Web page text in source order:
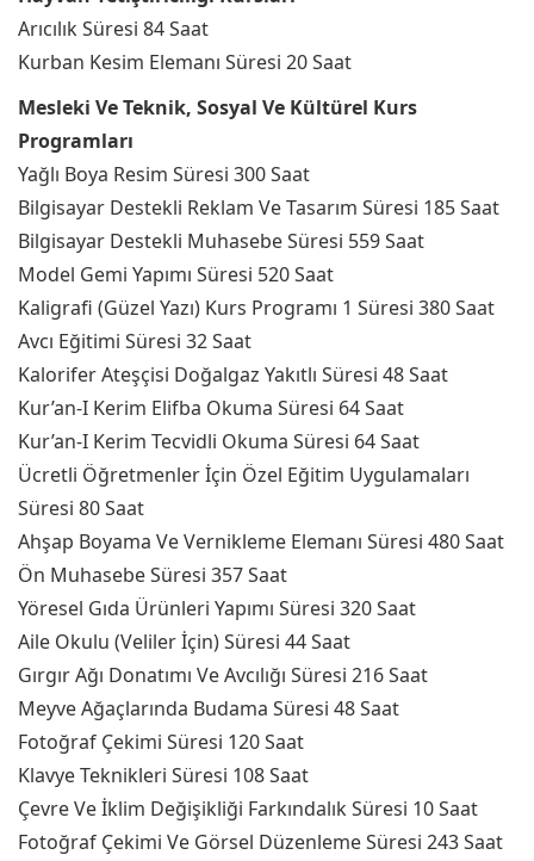
Arıcılık Süresi 84 Saat
Kurban Kesim Elemanı Süresi 20 Saat
Mesleki Ve Teknik, Sosyal Ve Kültürel Kurs
Programları
Yağlı Boya Resim Süresi 300 Saat
Bilgisayar Destekli Reklam Ve Tasarım Süresi 185 Saat
Bilgisayar Destekli Muhasebe Süresi 559 Saat
Model Gemi Yapımı Süresi 520 Saat
Kaligrafi (Güzel Yazı) Kurs Programı 1 Süresi 380 Saat
Avcı Eğitimi Süresi 32 Saat
Kalorifer Ateşçisi Doğalgaz Yakıtlı Süresi 48 Saat
Kur’an-I Kerim Elifba Okuma Süresi 64 Saat
Kur’an-I Kerim Tecvidli Okuma Süresi 64 Saat
Ücretli Öğretmenler İçin Özel Eğitim Uygulamaları
Süresi 80 Saat
Ahşap Boyama Ve Vernikleme Elemanı Süresi 480 Saat
Ön Muhasebe Süresi 357 Saat
Yöresel Gıda Ürünleri Yapımı Süresi 320 Saat
Aile Okulu (Veliler İçin) Süresi 44 Saat
Gırgır Ağı Donatımı Ve Avcılığı Süresi 216 Saat
Meyve Ağaçlarında Budama Süresi 48 Saat
Fotoğraf Çekimi Süresi 120 Saat
Klavye Teknikleri Süresi 108 Saat
Çevre Ve İklim Değişikliği Farkındalık Süresi 10 Saat
Fotoğraf Çekimi Ve Görsel Düzenleme Süresi 243 Saat